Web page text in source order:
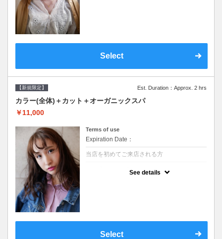
Select
【新規限定】 Est. Duration：Approx. 2 hrs
カラー(全体)＋カット＋オーガニックスパ
￥11,000
Terms of use
Expiration Date：
当店を初めてご来店される方
See details
Select